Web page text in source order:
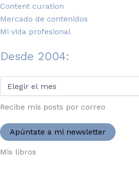
Content curation
Mercado de contenidos
Mi vida profesional
Desde 2004:
2004:
Recibe mis posts por correo
Apúntate a mi newsletter
Mis libros